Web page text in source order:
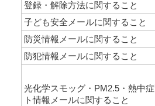
登録・解除方法に関すること
子ども安全メールに関すること
防災情報メールに関すること
防犯情報メールに関すること
光化学スモッグ・PM2.5・熱中
ト情報メールに関すること